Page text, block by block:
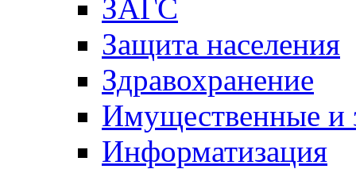
ЗАГС
Защита населения
Здравохранение
Имущественные и
Информатизация